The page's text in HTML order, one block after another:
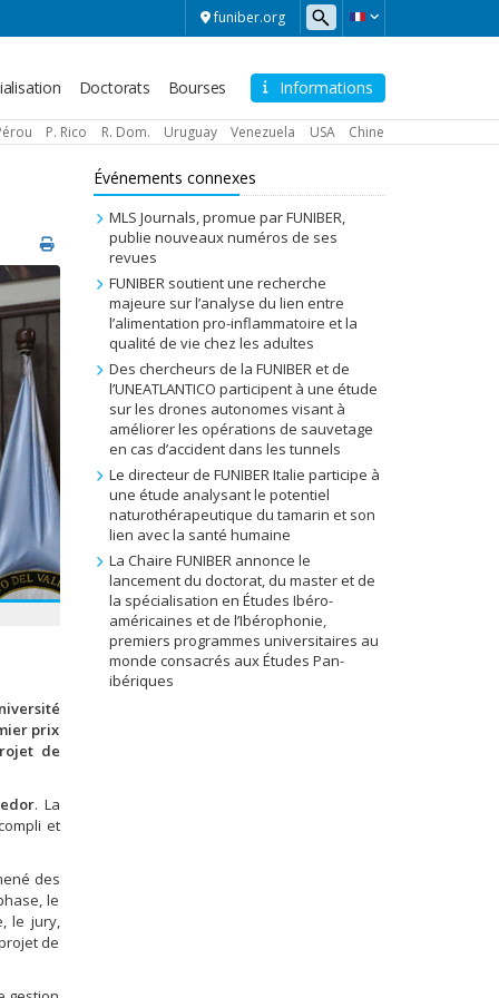
funiber.org
Informations
Doctorats Bourses
P. Rico R. Dom. Uruguay Venezuela USA Chine
prix
de
. La
et
des
le
le jury,
de
Événements connexes
MLS Journals, promue par FUNIBER,
publie nouveaux numéros de ses
revues
FUNIBER soutient une recherche
majeure sur l’analyse du lien entre
l’alimentation pro-inflammatoire et la
qualité de vie chez les adultes
Des chercheurs de la FUNIBER et de
l’UNEATLANTICO participent à une étude
sur les drones autonomes visant à
améliorer les opérations de sauvetage
en cas d’accident dans les tunnels
Le directeur de FUNIBER Italie participe à
une étude analysant le potentiel
naturothérapeutique du tamarin et son
lien avec la santé humaine
La Chaire FUNIBER annonce le
lancement du doctorat, du master et de
la spécialisation en Études Ibéro-
américaines et de l’Ibérophonie,
premiers programmes universitaires au
monde consacrés aux Études Pan-
ibériques